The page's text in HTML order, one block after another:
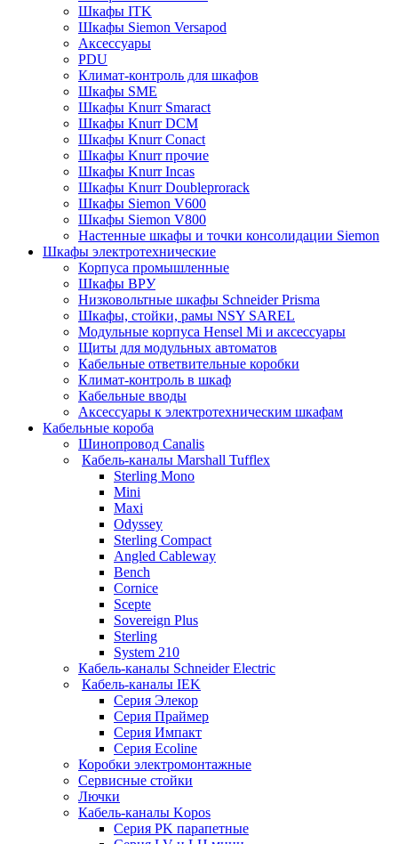
Шкафы ITK
Шкафы Siemon Versapod
Аксессуары
PDU
Климат-контроль для шкафов
Шкафы SME
Шкафы Knurr Smaract
Шкафы Knurr DCM
Шкафы Knurr Conact
Шкафы Knurr прочие
Шкафы Knurr Incas
Шкафы Knurr Doubleprorack
Шкафы Siemon V600
Шкафы Siemon V800
Настенные шкафы и точки консолидации Siemon
Шкафы электротехнические
Корпуса промышленные
Шкафы ВРУ
Низковольтные шкафы Schneider Prisma
Шкафы, стойки, рамы NSY SAREL
Модульные корпуса Hensel Mi и аксессуары
Щиты для модульных автоматов
Кабельные ответвительные коробки
Климат-контроль в шкаф
Кабельные вводы
Аксессуары к электротехническим шкафам
Кабельные короба
Шинопровод Canalis
Кабель-каналы Marshall Tufflex
Sterling Mono
Mini
Maxi
Odyssey
Sterling Compact
Angled Cableway
Bench
Cornice
Scepte
Sovereign Plus
Sterling
System 210
Кабель-каналы Schneider Electric
Кабель-каналы IEK
Серия Элекор
Серия Праймер
Серия Импакт
Серия Ecoline
Коробки электромонтажные
Сервисные стойки
Лючки
Кабель-каналы Kopos
Серия PK парапетные